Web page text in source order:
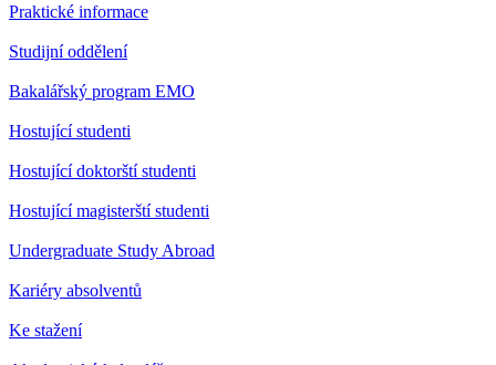
Praktické informace
Studijní oddělení
Bakalářský program EMO
Hostující studenti
Hostující doktorští studenti
Hostující magisterští studenti
Undergraduate Study Abroad
Kariéry absolventů
Ke stažení